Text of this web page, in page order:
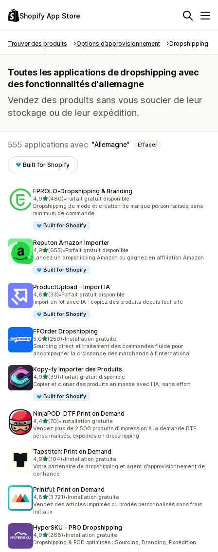
Shopify App Store
Trouver des produits Options d’approvisionnement Dropshipping
Toutes les applications de dropshipping avec
des fonctionnalités d'allemagne
Vendez des produits sans vous soucier de leur
stockage ou de leur expédition.
555 applications avec Allemagne Effacer
Built for Shopify
EPROLO‑Dropshipping & Branding
4,9étoile(s) sur 5
(480)
480 avis au total
•Forfait gratuit disponible
Dropshipping de mode et création de marque personnalisée sans
minimum de commande
Built for Shopify
Reputon Amazon Importer
4,9étoile(s) sur 5
(655)
655 avis au total
•Forfait gratuit disponible
Lancez un dropshipping Amazon ou gagnez en affiliation Amazon
Built for Shopify
ProductUpload – Import IA
4,8étoile(s) sur 5
(33)
33 avis au total
•Forfait gratuit disponible
Import en lot avec IA : copiez des produits depuis tout site
Built for Shopify
FFOrder Dropshipping
5,0étoile(s) sur 5
(250)
250 avis au total
•Installation gratuite
Sourcing direct et traitement des commandes fluide pour
accompagner la croissance des marchands à l’international
Kopy‑fy Importer des Produits
4,9étoile(s) sur 5
(39)
39 avis au total
•Forfait gratuit disponible
Copier et cloner des produits en masse avec l'IA, sans effort
Built for Shopify
NinjaPOD: DTF Print on Demand
4,4étoile(s) sur 5
(70)
70 avis au total
•Installation gratuite
Vendez plus de 2 500 produits d’impression à la demande DTF
personnalisés, expédiés en dropshipping
Tapstitch: Print on Demand
4,9étoile(s) sur 5
(104)
104 avis au total
•Installation gratuite
Votre partenaire de dropshipping et agent d’approvisionnement de
confiance
Printful: Print on Demand
4,8étoile(s) sur 5
(3 721)
3721 avis au total
•Installation gratuite
Vendez des articles imprimés ou brodés personnalisés sans frais
initiaux
HyperSKU ‑ PRO Dropshipping
4,9étoile(s) sur 5
(268)
268 avis au total
•Installation gratuite
Dropshipping & POD optimisés : Sourcing, Branding, Expédition